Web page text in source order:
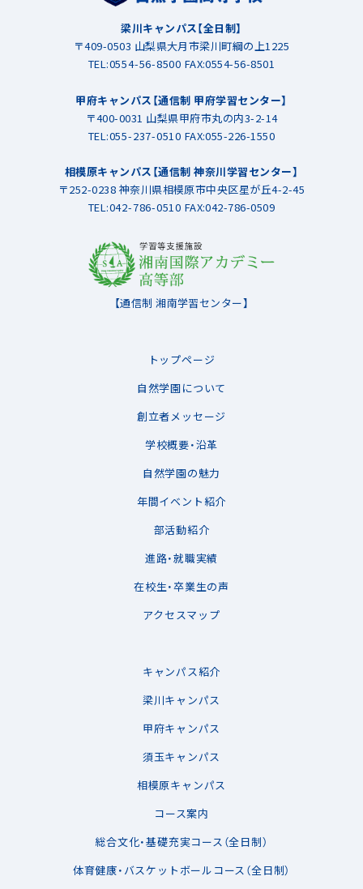
梁川キャンパス【全日制】
〒409-0503 山梨県大月市梁川町綱の上1225
TEL:0554-56-8500 FAX:0554-56-8501
甲府キャンパス【通信制 甲府学習センター】
〒400-0031 山梨県甲府市丸の内3-2-14
TEL:055-237-0510 FAX:055-226-1550
相模原キャンパス【通信制 神奈川学習センター】
〒252-0238 神奈川県相模原市中央区星が丘4-2-45
TEL:042-786-0510 FAX:042-786-0509
【通信制 湘南学習センター】
トップページ
自然学園について
創立者メッセージ
学校概要・沿革
自然学園の魅力
年間イベント紹介
部活動紹介
進路・就職実績
在校生・卒業生の声
アクセスマップ
キャンパス紹介
梁川キャンパス
甲府キャンパス
須玉キャンパス
相模原キャンパス
コース案内
総合文化・基礎充実コース（全日制）
体育健康・バスケットボールコース（全日制）